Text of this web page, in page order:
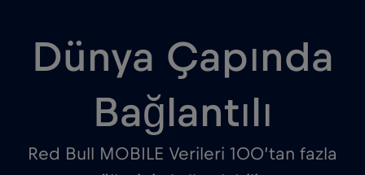
Dünya Çapında
Bağlantılı
Red Bull MOBILE Verileri 100’tan fazla